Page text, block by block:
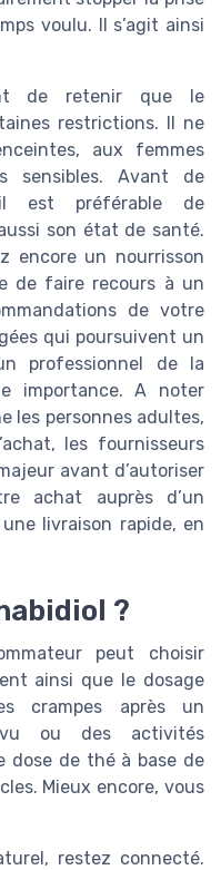
voulu. Il s’agit ainsi
de retenir que le
restrictions. Il ne
aux femmes
sensibles. Avant de
est préférable de
son état de santé.
encore un nourrisson
de faire recours à un
de votre
qui poursuivent un
professionnel de la
importance. A noter
les personnes adultes,
les fournisseurs
avant d’autoriser
achat auprès d’un
livraison rapide, en
?
peut choisir
ainsi que le dosage
crampes après un
ou des activités
dose de thé à base de
Mieux encore, vous
restez connecté.